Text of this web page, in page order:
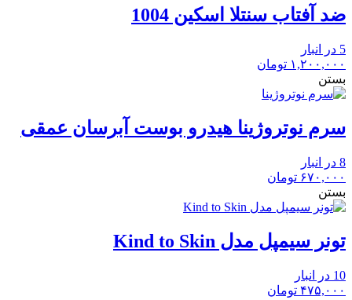
ضد آفتاب سنتلا اسکین 1004
5 در انبار
۱,۲۰۰,۰۰۰ تومان
بستن
سرم نوتروژینا هیدرو بوست آبرسان عمقی
8 در انبار
۶۷۰,۰۰۰ تومان
بستن
تونر سیمپل مدل Kind to Skin
10 در انبار
۴۷۵,۰۰۰ تومان